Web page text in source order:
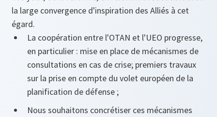
la large convergence d'inspiration des Alliés à cet
égard.
La coopération entre l'OTAN et l'UEO progresse,
en particulier : mise en place de mécanismes de
consultations en cas de crise; premiers travaux
sur la prise en compte du volet européen de la
planification de défense ;
Nous souhaitons concrétiser ces mécanismes